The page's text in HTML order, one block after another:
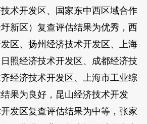
术开发区、国家东中西区域合作
新区）复查评估结果为优秀，西
区、扬州经济技术开发区、上海
照经济技术开发区、成都经济技
经济技术开发区、上海市工业综
果为良好，昆山经济技术开发
发区复查评估结果为中等，张家